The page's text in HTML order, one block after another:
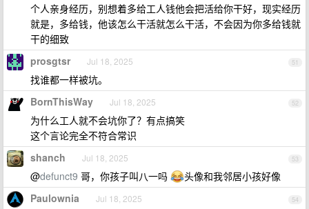
个人亲身经历，别想着多给工人钱他会把活给你干好，现实经历
就是，多给钱，他该怎么干活就怎么干活，不会因为你多给钱就
干的细致
51
prosgtsr Jul 18, 2025
找谁都一样被坑。
52
BornThisWay Jul 18, 2025
为什么工人就不会坑你了？有点搞笑
这个言论完全不符合常识
53
shanch Jul 18, 2025
@defunct9 哥，你孩子叫八一吗 头像和我邻居小孩好像
54
Paulownia Jul 18, 2025